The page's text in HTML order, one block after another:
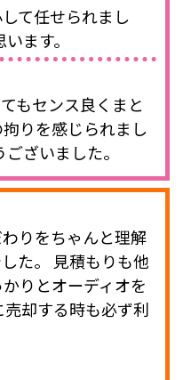
て任せられまし
ます。
もセンス良くまと
りを感じられまし
ざいました。
りをちゃんと理解
た。 見積もりも他
りとオーディオを
却する時も必ず利